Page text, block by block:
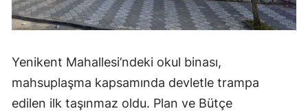
Yenikent Mahallesi’ndeki okul binası,
mahsuplaşma kapsamında devletle trampa
edilen ilk taşınmaz oldu. Plan ve Bütçe